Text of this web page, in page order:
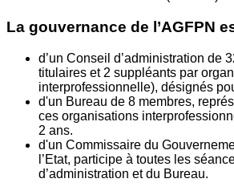
La gouvernance de l’AGFPN
d’un Conseil d’administration de
titulaires et 2 suppléants par
interprofessionnelle), désignés
d'un Bureau de 8 membres,
ces organisations
2 ans.
d'un Commissaire du
l’Etat, participe à toutes les
d’administration et du Bureau.